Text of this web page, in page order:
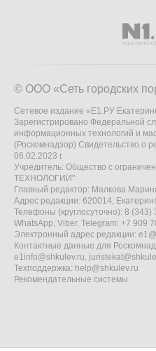
© ООО «Сеть городских
Сетевое издание «Е1.РУ
Зарегистрировано Федеральной
информационных технологий и
(Роскомнадзор) Свидетельство о
06.02.2023 г.
Учредитель: Общество с
ТЕХНОЛОГИИ"
Главный редактор: Малкова
Адрес редакции: 620014,
Телефоны (круглосуточно): 8 (343)
WhatsApp, Viber, Telegram: +7 909
Электронный адрес редакции:
Контактные данные для
e1info@shkulev.ru,
Техподдержка: help@shkulev.ru
Рекомендательные системы